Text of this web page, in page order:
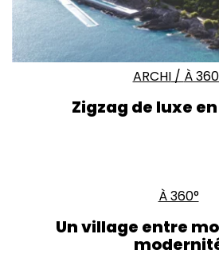
ARCHI/ À
Zigzag de luxe
À 360°
Un village entre